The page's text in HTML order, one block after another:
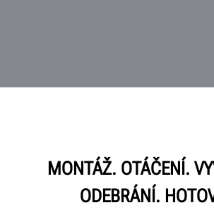
MONTÁŽ. OTÁČENÍ.
ODEBRÁNÍ.